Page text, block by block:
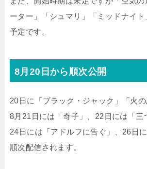
ーター」「シュマリ」「ミッドナイ
予定です。
8月20日から順次公開
20日に「ブラック・ジャック」「火の
8月21日には「奇子」、22日には「三
24日には「アドルフに告ぐ」、26日
順次配信されます。